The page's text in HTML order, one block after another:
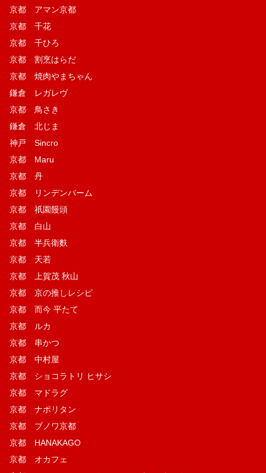
京都 アマン京都
京都 千花
京都 千ひろ
京都 割烹はらだ
京都 焼肉やまちゃん
鎌倉 レガレヴ
京都 鳥さき
鎌倉 北じま
神戸 Sincro
京都 Maru
京都 丹
京都 リンデンバーム
京都 祇園饅頭
京都 白山
京都 半兵衛麩
京都 天若
京都 上賀茂 秋山
京都 京の推しレシピ
京都 而今 平たて
京都 ルカ
京都 串かつ
京都 中村屋
京都 ショコラトリ ヒサシ
京都 マドラグ
京都 ナポリタン
京都 ブノワ京都
京都 HANAKAGO
京都 オカフェ